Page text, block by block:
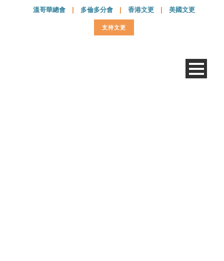
溫哥華總會 | 多倫多分會 | 香港文更 | 美國文更
支持文更